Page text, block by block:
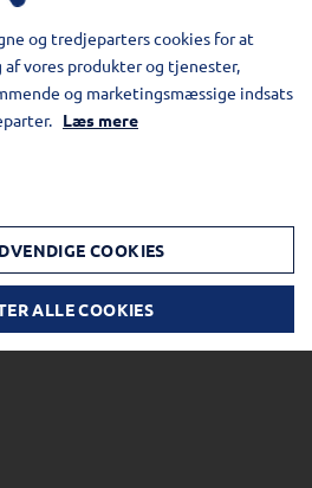
og tredjeparters cookies for at
af vores produkter og tjenester,
og marketingsmæssige indsats
Læs mere
COOKIES
ALLE COOKIES